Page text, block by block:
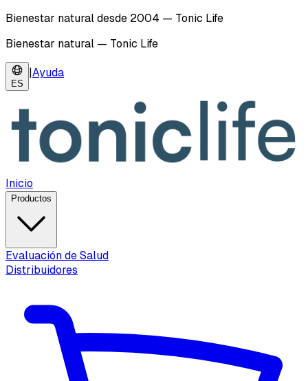
Bienestar natural desde 2004 — Tonic Life
Bienestar natural — Tonic Life
ES
|Ayuda
Inicio
Productos
Evaluación de Salud
Distribuidores